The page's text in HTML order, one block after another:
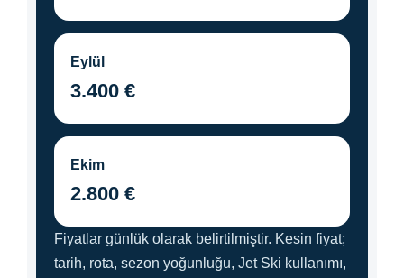
Eylül
3.400 €
Ekim
2.800 €
Fiyatlar günlük olarak belirtilmiştir. Kesin fiyat;
tarih, rota, sezon yoğunluğu, Jet Ski kullanımı,